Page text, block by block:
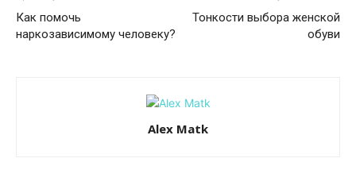
Как помочь
наркозависимому человеку?
Тонкости выбора женской
обуви
Alex Matk